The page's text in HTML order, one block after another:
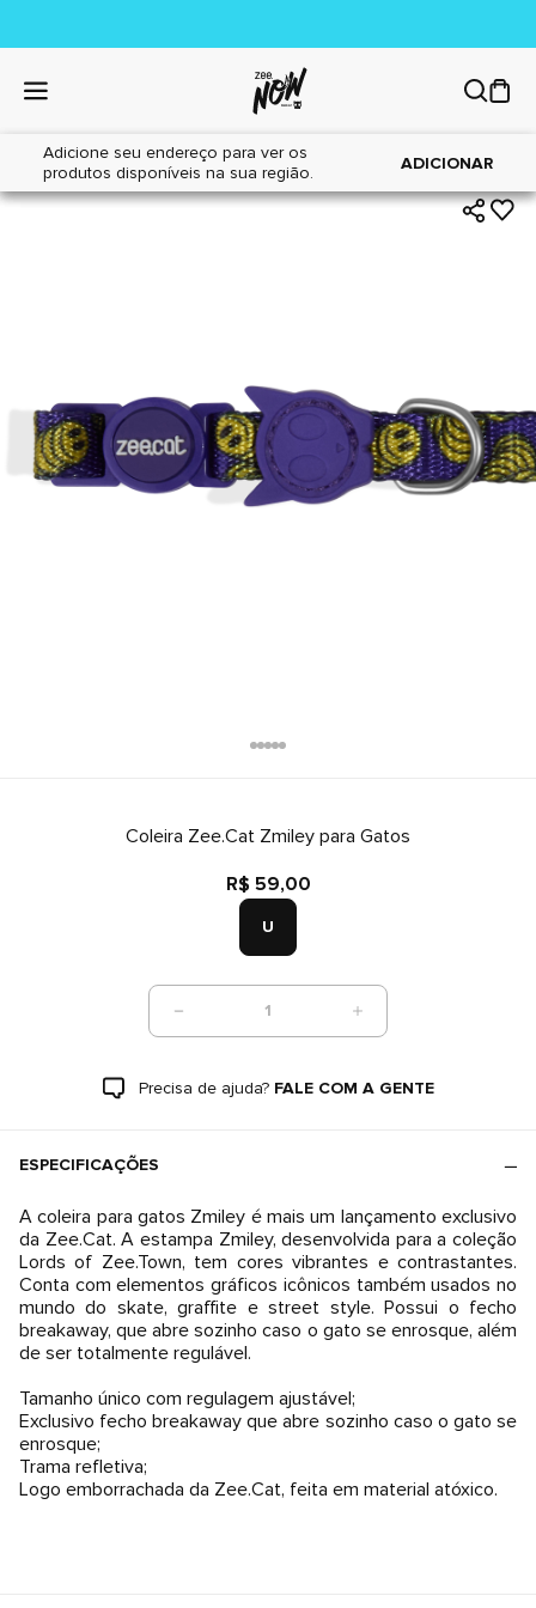
Adicione seu endereço para ver os
produtos disponíveis na sua região.
ADICIONAR
Home|Gatos|Acessórios
Coleira Zee.Cat Zmiley para Gatos
R$ 59,00
U
1
Precisa de ajuda? FALE COM A GENTE
ESPECIFICAÇÕES
A coleira para gatos Zmiley é mais um lançamento exclusivo
da Zee.Cat. A estampa Zmiley, desenvolvida para a coleção
Lords of Zee.Town, tem cores vibrantes e contrastantes.
Conta com elementos gráficos icônicos também usados no
mundo do skate, graffite e street style. Possui o fecho
breakaway, que abre sozinho caso o gato se enrosque, além
de ser totalmente regulável.
Tamanho único com regulagem ajustável;
Exclusivo fecho breakaway que abre sozinho caso o gato se
enrosque;
Trama refletiva;
Logo emborrachada da Zee.Cat, feita em material atóxico.